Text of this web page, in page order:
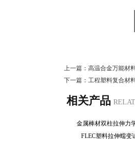
上一篇： 高温合金万能材
下一篇： 工程塑料复合材
相关产品
金属棒材双柱拉伸力
FLEC塑料拉伸蠕